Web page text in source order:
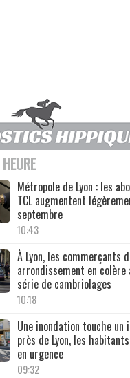
Métropole de Lyon : les
TCL augmentent
septembre
10:43
À Lyon, les commerçants
arrondissement en colère
série de cambriolages
10:18
Une inondation touche un
près de Lyon, les
en urgence
09:32